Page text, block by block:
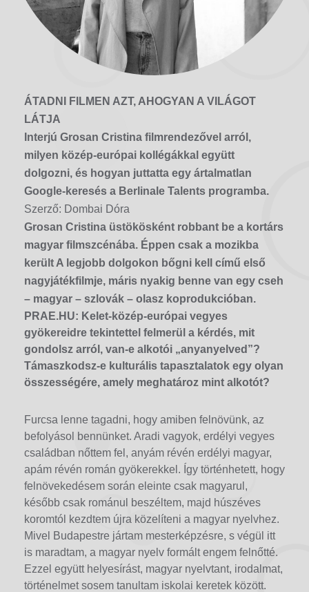
ÁTADNI FILMEN AZT, AHOGYAN A VILÁGOT
LÁTJA
Interjú Grosan Cristina filmrendezővel arról,
milyen közép-európai kollégákkal együtt
dolgozni, és hogyan juttatta egy ártalmatlan
Google-keresés a Berlinale Talents programba.
Szerző: Dombai Dóra
Grosan Cristina üstökösként robbant be a kortárs
magyar filmszcénába. Éppen csak a mozikba
került A legjobb dolgokon bőgni kell című első
nagyjátékfilmje, máris nyakig benne van egy cseh
– magyar – szlovák – olasz koprodukcióban.
PRAE.HU: Kelet-közép-európai vegyes
gyökereidre tekintettel felmerül a kérdés, mit
gondolsz arról, van-e alkotói „anyanyelved”?
Támaszkodsz-e kulturális tapasztalatok egy olyan
összességére, amely meghatároz mint alkotót?
Furcsa lenne tagadni, hogy amiben felnövünk, az
befolyásol bennünket. Aradi vagyok, erdélyi vegyes
családban nőttem fel, anyám révén erdélyi magyar,
apám révén román gyökerekkel. Így történhetett, hogy
felnövekedésem során eleinte csak magyarul,
később csak románul beszéltem, majd húszéves
koromtól kezdtem újra közelíteni a magyar nyelvhez.
Mivel Budapestre jártam mesterképzésre, s végül itt
is maradtam, a magyar nyelv formált engem felnőtté.
Ezzel együtt helyesírást, magyar nyelvtant, irodalmat,
történelmet sosem tanultam iskolai keretek között.